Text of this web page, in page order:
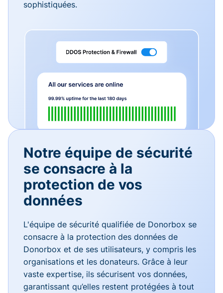
sophistiquées.
Notre équipe de sécurité
se consacre à la
protection de vos
données
L'équipe de sécurité qualifiée de Donorbox se
consacre à la protection des données de
Donorbox et de ses utilisateurs, y compris les
organisations et les donateurs. Grâce à leur
vaste expertise, ils sécurisent vos données,
garantissant qu’elles restent protégées à tout